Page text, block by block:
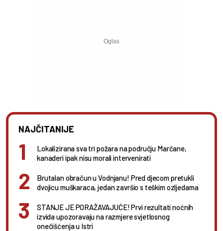
NAJČITANIJE
Lokalizirana sva tri požara na području Marčane,
kanaderi ipak nisu morali intervenirati
Brutalan obračun u Vodnjanu! Pred djecom pretukli
dvojicu muškaraca, jedan završio s teškim ozljedama
STANJE JE PORAŽAVAJUĆE! Prvi rezultati noćnih
izvida upozoravaju na razmjere svjetlosnog
onečišćenja u Istri